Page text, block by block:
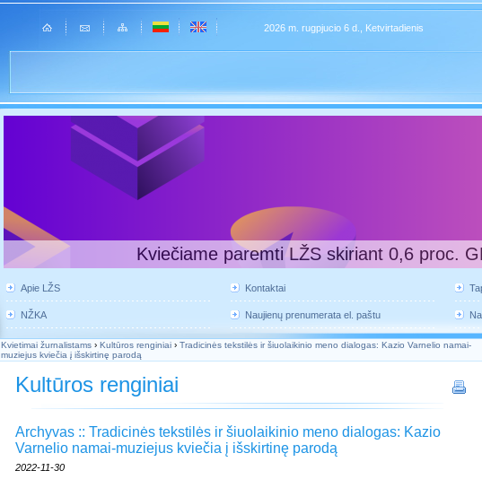
2026 m. rugpjucio 6 d., Ketvirtadienis
Kviečiame paremti LŽS skiriant 0,6 proc.
Apie LŽS Kontaktai
NŽKA Naujienų prenumerata el. paštu
Kvietimai žurnalistams › Kultūros renginiai › Tradicinės tekstilės ir šiuolaikinio meno dialogas: Kazio Varnelio namai-
muziejus kviečia į išskirtinę parodą
Kultūros renginiai
Archyvas :: Tradicinės tekstilės ir šiuolaikinio meno dialogas: Kazio
Varnelio namai-muziejus kviečia į išskirtinę parodą
2022-11-30